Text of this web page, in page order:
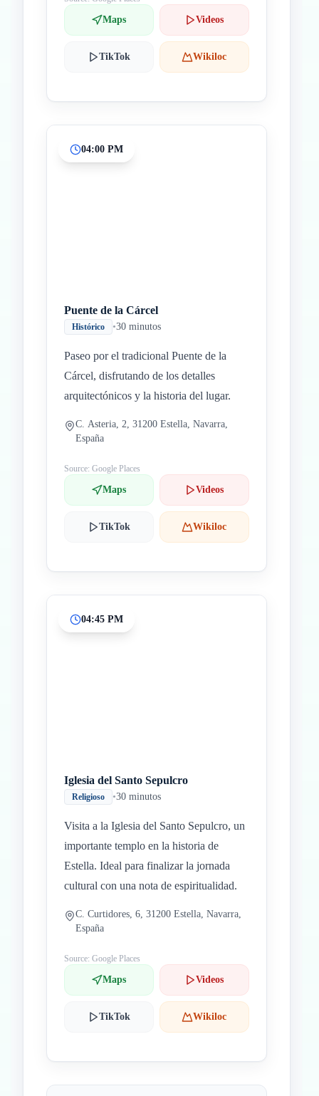
Maps Videos
TikTok Wikiloc
04:00 PM
Puente de la Cárcel
Histórico •30 minutos
Paseo por el tradicional Puente de la
Cárcel, disfrutando de los detalles
arquitectónicos y la historia del lugar.
C. Asteria, 2, 31200 Estella, Navarra,
España
Source: Google Places
Maps Videos
TikTok Wikiloc
04:45 PM
Iglesia del Santo Sepulcro
Religioso •30 minutos
Visita a la Iglesia del Santo Sepulcro, un
importante templo en la historia de
Estella. Ideal para finalizar la jornada
cultural con una nota de espiritualidad.
C. Curtidores, 6, 31200 Estella, Navarra,
España
Source: Google Places
Maps Videos
TikTok Wikiloc